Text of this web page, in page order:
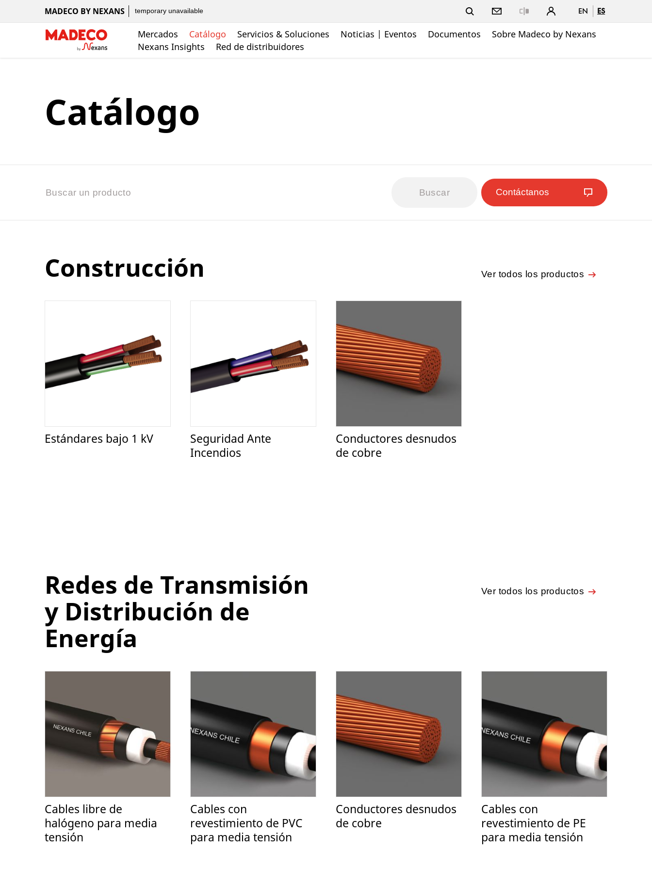
MADECO BY NEXANS temporary unavailable EN ES
Mercados Catálogo Servicios & Soluciones Noticias | Eventos Documentos
Sobre Madeco by Nexans
Nexans Insights
Red de distribuidores
Catálogo
Buscar Contáctanos
Construcción Ver todos los productos
Estándares bajo 1 kV
Seguridad Ante
Incendios
Conductores desnudos
de cobre
Redes de Transmisión
y Distribución de
Energía
Ver todos los productos
Cables libre de
halógeno para media
tensión
Cables con
revestimiento de PVC
para media tensión
Conductores desnudos
de cobre
Cables con
revestimiento de PE
para media tensión